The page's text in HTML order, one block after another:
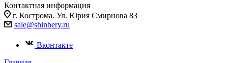
Контактная информация
г. Кострома. Ул. Юрия Смирнова 83
sale@shinbery.ru
Вконтакте